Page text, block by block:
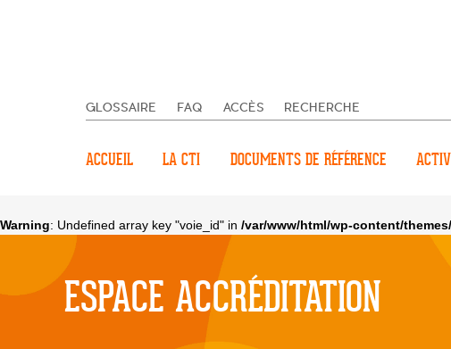
GLOSSAIRE FAQ ACCÈS RECHERCHE
ACCUEIL LA CTI DOCUMENTS DE RÉFÉRENCE
Warning: Undefined array key "voie_id" in /var/www/html/wp-content/
ESPACE ACCRÉDITATION